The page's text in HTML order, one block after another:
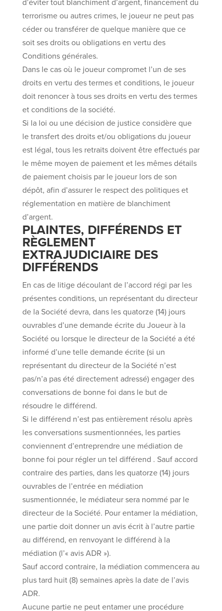
terrorisme ou autres crimes, le joueur ne peut pas
céder ou transférer de quelque manière que ce
soit ses droits ou obligations en vertu des
Conditions générales.
Dans le cas où le joueur compromet l’un de ses
droits en vertu des termes et conditions, le joueur
doit renoncer à tous ses droits en vertu des termes
et conditions de la société.
Si la loi ou une décision de justice considère que
le transfert des droits et/ou obligations du joueur
est légal, tous les retraits doivent être effectués par
le même moyen de paiement et les mêmes détails
de paiement choisis par le joueur lors de son
dépôt, afin d’assurer le respect des politiques et
réglementation en matière de blanchiment
d’argent.
PLAINTES, DIFFÉRENDS ET
RÈGLEMENT
EXTRAJUDICIAIRE DES
DIFFÉRENDS
En cas de litige découlant de l’accord régi par les
présentes conditions, un représentant du directeur
de la Société devra, dans les quatorze (14) jours
ouvrables d’une demande écrite du Joueur à la
Société ou lorsque le directeur de la Société a été
informé d’une telle demande écrite (si un
représentant du directeur de la Société n’est
pas/n’a pas été directement adressé) engager des
conversations de bonne foi dans le but de
résoudre le différend.
Si le différend n’est pas entièrement résolu après
les conversations susmentionnées, les parties
conviennent d’entreprendre une médiation de
bonne foi pour régler un tel différend . Sauf accord
contraire des parties, dans les quatorze (14) jours
ouvrables de l’entrée en médiation
susmentionnée, le médiateur sera nommé par le
directeur de la Société. Pour entamer la médiation,
une partie doit donner un avis écrit à l’autre partie
au différend, en renvoyant le différend à la
médiation (l’« avis ADR »).
Sauf accord contraire, la médiation commencera au
plus tard huit (8) semaines après la date de l’avis
ADR.
Aucune partie ne peut entamer une procédure